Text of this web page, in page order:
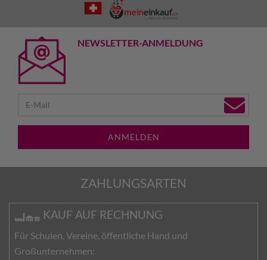
NEWSLETTER-ANMELDUNG
ANMELDEN
ZAHLUNGSARTEN
KAUF AUF RECHNUNG
Für Schulen, Vereine, öffentliche Hand und
Großunternehmen: